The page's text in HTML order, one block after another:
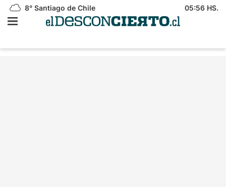
8° Santiago de Chile 05:56 HS.